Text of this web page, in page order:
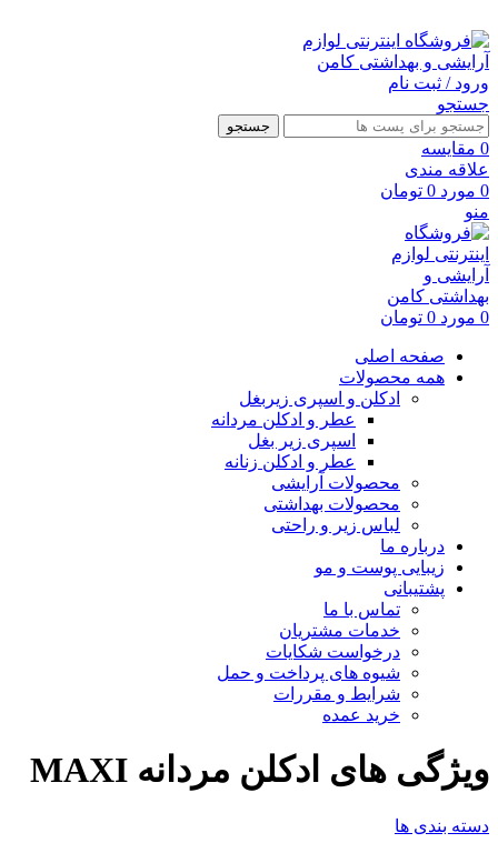
ورود / ثبت نام
جستجو
جستجو
0 مقايسه
علاقه مندی
0 مورد 0 تومان
منو
0 مورد 0 تومان
صفحه اصلی
همه محصولات
ادکلن و اسپری زیربغل
عطر و ادکلن مردانه
اسپری زیر بغل
عطر و ادکلن زنانه
محصولات آرایشی
محصولات بهداشتی
لباس زیر و راحتی
درباره ما
زیبایی پوست و مو
پشتیبانی
تماس با ما
خدمات مشتریان
درخواست شکایات
شیوه های پرداخت و حمل
شرایط و مقررات
خرید عمده
ویژگی های ادكلن مردانه MAXI
دسته بندی ها